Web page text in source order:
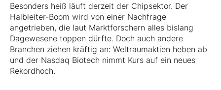
Besonders heiß läuft derzeit der Chipsektor. Der
Halbleiter-Boom wird von einer Nachfrage
angetrieben, die laut Marktforschern alles bislang
Dagewesene toppen dürfte. Doch auch andere
Branchen ziehen kräftig an: Weltraumaktien heben ab
und der Nasdaq Biotech nimmt Kurs auf ein neues
Rekordhoch.